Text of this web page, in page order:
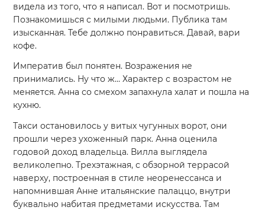
видела из того, что я написал. Вот и посмотришь.
Познакомишься с милыми людьми. Публика там
изысканная. Тебе должно понравиться. Давай, вари
кофе.
Императив был понятен. Возражения не
принимались. Ну что ж… Характер с возрастом не
меняется. Анна со смехом запахнула халат и пошла на
кухню.
Такси остановилось у витых чугунных ворот, они
прошли через ухоженный парк. Анна оценила
годовой доход владельца. Вилла выглядела
великолепно. Трехэтажная, с обзорной террасой
наверху, построенная в стиле неоренессанса и
напомнившая Анне итальянские палаццо, внутри
буквально набитая предметами искусства. Там